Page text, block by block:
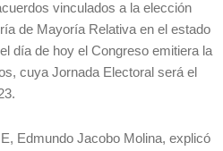
vinculados a la elección
de Mayoría Relativa en el estado
día de hoy el Congreso emitiera la
cuya Jornada Electoral será el
Edmundo Jacobo Molina, explicó